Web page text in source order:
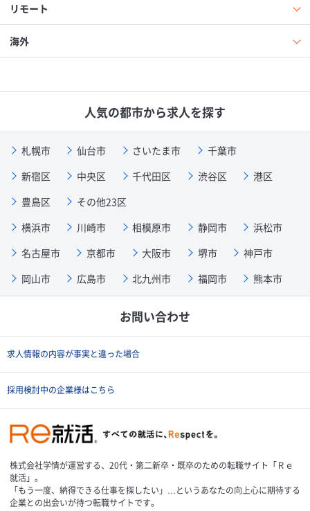
リモート
海外
人気の都市から求人を探す
札幌市 仙台市 さいたま市
千葉市
新宿区
中央区 千代田区 渋谷区
港区
豊島区
その他23区
横浜市
川崎市 相模原市 静岡市
浜松市
名古屋市
京都市 大阪市 堺市
神戸市
岡山市
広島市 北九州市 福岡市 熊本市
お問い合わせ
求人情報の内容が事実と違った場合
採用検討中の企業様はこちら
株式会社学情が運営する、20代・第二新卒・既卒のための転職サイト「Ｒｅ
就活」。
「もう一度、納得できる仕事を探したい」…というあなたの向上心に期待する
企業との出会いが待つ転職サイトです。